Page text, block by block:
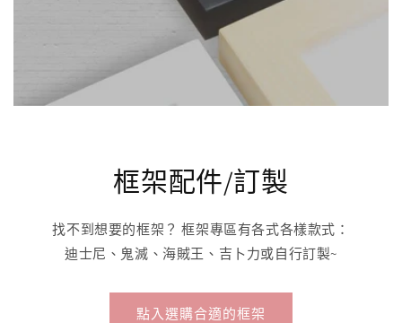
框架配件/訂製
找不到想要的框架？ 框架專區有各式各樣款式：
迪士尼、鬼滅、海賊王、吉卜力或自行訂製~
點入選購合適的框架